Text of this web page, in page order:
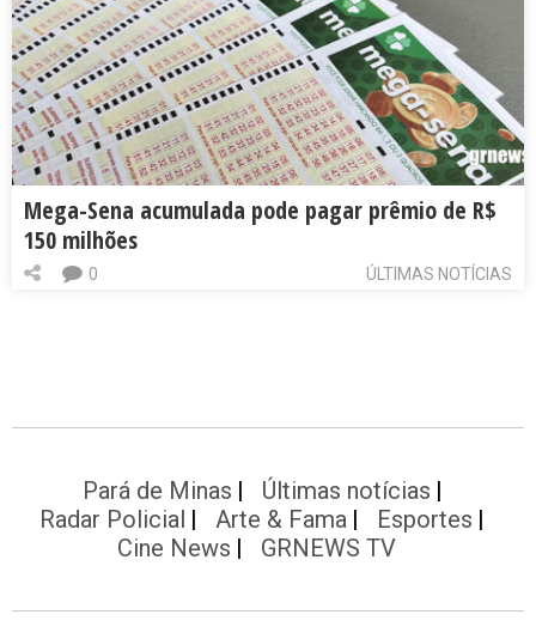
Mega-Sena acumulada pode pagar prêmio de R$
150 milhões
ÚLTIMAS NOTÍCIAS
0
Pará de Minas
Últimas notícias
Radar Policial
Arte & Fama
Esportes
Cine News
GRNEWS TV